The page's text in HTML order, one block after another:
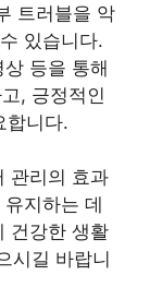
트러블을 악
있습니다.
등을 통해
, 긍정적인
합니다.
관리의 효과
지하는 데
건강한 생활
시길 바랍니